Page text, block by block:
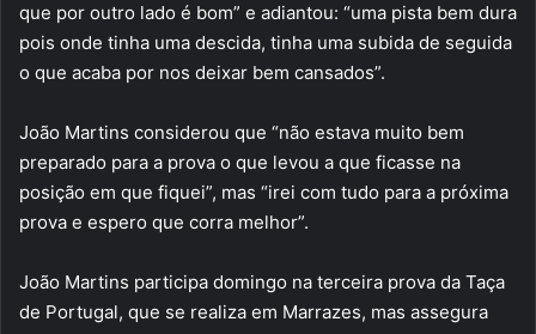
que por outro lado é bom” e adiantou: “uma pista bem dura
pois onde tinha uma descida, tinha uma subida de seguida
o que acaba por nos deixar bem cansados”.
João Martins considerou que “não estava muito bem
preparado para a prova o que levou a que ficasse na
posição em que fiquei”, mas “irei com tudo para a próxima
prova e espero que corra melhor”.
João Martins participa domingo na terceira prova da Taça
de Portugal, que se realiza em Marrazes, mas assegura